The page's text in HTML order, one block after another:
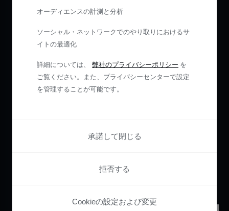
オーディエンスの計測と分析
ソーシャル・ネットワークでのやり取りにおけるサ
イトの最適化
詳細については、 弊社のプライバシーポリシー を
ご覧ください。また、プライバシーセンターで設定
を管理することが可能です。
承諾して閉じる
拒否する
Cookieの設定および変更